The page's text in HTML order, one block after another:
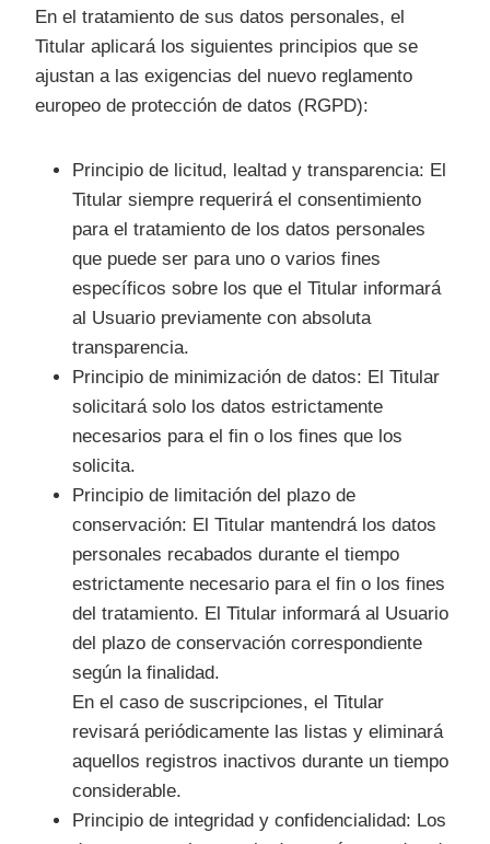
En el tratamiento de sus datos personales, el
Titular aplicará los siguientes principios que se
ajustan a las exigencias del nuevo reglamento
europeo de protección de datos (RGPD):
Principio de licitud, lealtad y transparencia: El
Titular siempre requerirá el consentimiento
para el tratamiento de los datos personales
que puede ser para uno o varios fines
específicos sobre los que el Titular informará
al Usuario previamente con absoluta
transparencia.
Principio de minimización de datos: El Titular
solicitará solo los datos estrictamente
necesarios para el fin o los fines que los
solicita.
Principio de limitación del plazo de
conservación: El Titular mantendrá los datos
personales recabados durante el tiempo
estrictamente necesario para el fin o los fines
del tratamiento. El Titular informará al Usuario
del plazo de conservación correspondiente
según la finalidad.
En el caso de suscripciones, el Titular
revisará periódicamente las listas y eliminará
aquellos registros inactivos durante un tiempo
considerable.
Principio de integridad y confidencialidad: Los